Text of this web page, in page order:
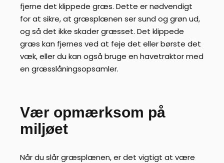
fjerne det klippede græs. Dette er nødvendigt
for at sikre, at græsplænen ser sund og grøn ud,
og så det ikke skader græsset. Det klippede
græs kan fjernes ved at feje det eller børste det
væk, eller du kan også bruge en havetraktor med
en græsslåningsopsamler.
Vær opmærksom på
miljøet
Når du slår græsplænen, er det vigtigt at være